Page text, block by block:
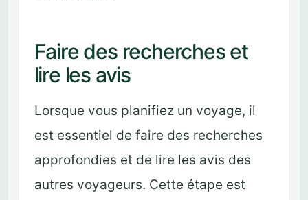
Faire des recherches et
lire les avis
Lorsque vous planifiez un voyage, il
est essentiel de faire des recherches
approfondies et de lire les avis des
autres voyageurs. Cette étape est